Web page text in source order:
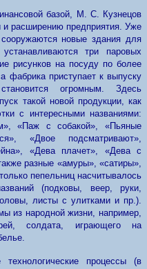
базой, М. С. Кузнецов
и расширению предприятия. Уже
новые здания для
три паровых
рисунков на посуду по более
фабрика приступает к выпуску
огромным. Здесь
такой новой продукции, как
с интересными названиями:
«Паж с собакой», «Пьяные
«Двое подсматривают»,
«Дева плачет», «Дева с
разные «амуры», «сатиры»,
пепельниц насчитывалось
(подковы, веер, руки,
листы с улитками и пр.).
из народной жизни, например,
солдата, играющего на
процессы (в